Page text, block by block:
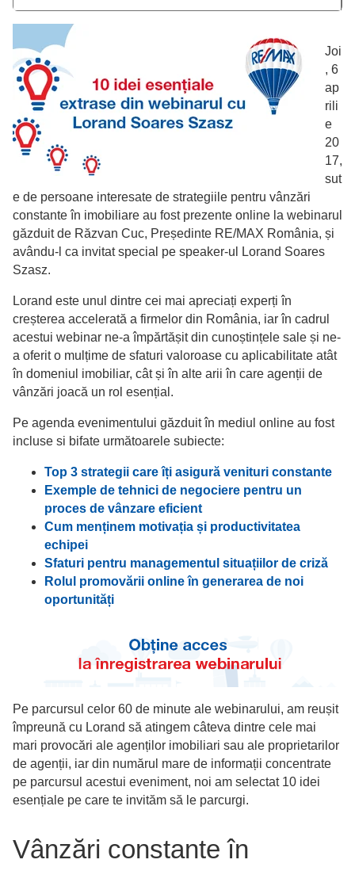
Joi
, 6
ap
rili
e
20
17,
sut
e de persoane interesate de strategiile pentru vânzări
constante în imobiliare au fost prezente online la webinarul
găzduit de Răzvan Cuc, Președinte RE/MAX România, și
avându-l ca invitat special pe speaker-ul Lorand Soares
Szasz.
Lorand este unul dintre cei mai apreciați experți în
creșterea accelerată a firmelor din România, iar în cadrul
acestui webinar ne-a împărtășit din cunoștințele sale și ne-
a oferit o mulțime de sfaturi valoroase cu aplicabilitate atât
în domeniul imobiliar, cât și în alte arii în care agenții de
vânzări joacă un rol esențial.
Pe agenda evenimentului găzduit în mediul online au fost
incluse si bifate următoarele subiecte:
Top 3 strategii care îți asigură venituri constante
Exemple de tehnici de negociere pentru un
proces de vânzare eficient
Cum menținem motivația și productivitatea
echipei
Sfaturi pentru managementul situațiilor de criză
Rolul promovării online în generarea de noi
oportunități
Pe parcursul celor 60 de minute ale webinarului, am reușit
împreună cu Lorand să atingem câteva dintre cele mai
mari provocări ale agenților imobiliari sau ale proprietarilor
de agenții, iar din numărul mare de informații concentrate
pe parcursul acestui eveniment, noi am selectat 10 idei
esențiale pe care te invităm să le parcurgi.
Vânzări constante în